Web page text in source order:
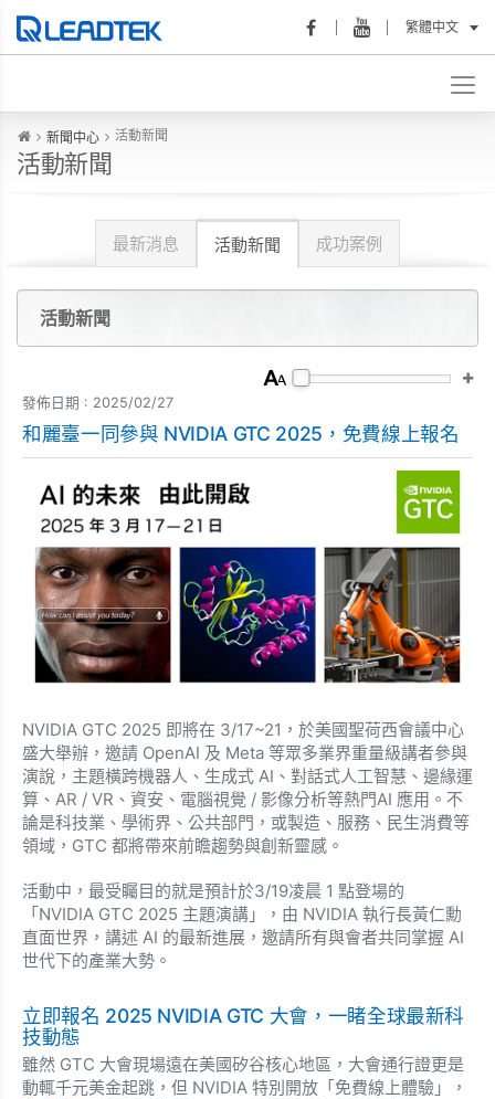
繁體中文
新聞中心 活動新聞
活動新聞
最新消息 活動新聞 成功案例
活動新聞
發佈日期 : 2025/02/27
和麗臺一同參與 NVIDIA GTC 2025，免費線上報名
NVIDIA GTC 2025 即將在 3/17~21，於美國聖荷西會議中心
盛大舉辦，邀請 OpenAI 及 Meta 等眾多業界重量級講者參與
演說，主題橫跨機器人、生成式 AI、對話式人工智慧、邊緣運
算、AR / VR、資安、電腦視覺 / 影像分析等熱門AI 應用。不
論是科技業、學術界、公共部門，或製造、服務、民生消費等
領域，GTC 都將帶來前瞻趨勢與創新靈感。
活動中，最受矚目的就是預計於3/19凌晨 1 點登場的
「NVIDIA GTC 2025 主題演講」，由 NVIDIA 執行長黃仁勳
直面世界，講述 AI 的最新進展，邀請所有與會者共同掌握 AI
世代下的產業大勢。
立即報名 2025 NVIDIA GTC 大會，一睹全球最新科
技動態
雖然 GTC 大會現場遠在美國矽谷核心地區，大會通行證更是
動輒千元美金起跳，但 NVIDIA 特別開放「免費線上體驗」，